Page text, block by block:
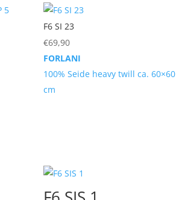
F6 SI 23
€69,90
FORLANI
100% Seide heavy twill ca. 60×60
cm